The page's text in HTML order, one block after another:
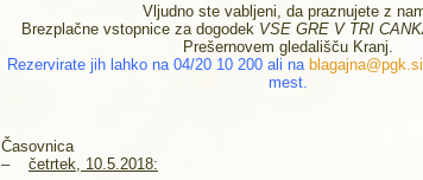
Vljudno ste vabljeni, da praznujete z
Brezplačne vstopnice za dogodek VSE GRE V TRI
Prešernovem gledališču Kranj.
Rezervirate jih lahko na 04/20 10 200 ali na blagajna@pgk.si
mest.
Časovnica
– četrtek, 10.5.2018: